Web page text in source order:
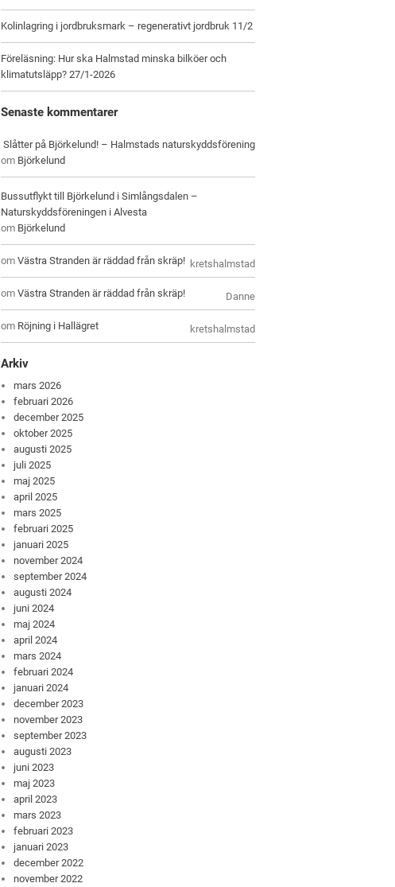
Kolinlagring i jordbruksmark – regenerativt jordbruk 11/2
Föreläsning: Hur ska Halmstad minska bilköer och
klimatutsläpp? 27/1-2026
Senaste kommentarer
Slåtter på Björkelund! – Halmstads naturskyddsförening
om Björkelund
Bussutflykt till Björkelund i Simlångsdalen –
Naturskyddsföreningen i Alvesta
om Björkelund
kretshalmstad
omVästra Stranden är räddad från skräp!
Danne
omVästra Stranden är räddad från skräp!
kretshalmstad
om Röjning i Hallägret
Arkiv
mars 2026
februari 2026
december 2025
oktober 2025
augusti 2025
juli 2025
maj 2025
april 2025
mars 2025
februari 2025
januari 2025
november 2024
september 2024
augusti 2024
juni 2024
maj 2024
april 2024
mars 2024
februari 2024
januari 2024
december 2023
november 2023
september 2023
augusti 2023
juni 2023
maj 2023
april 2023
mars 2023
februari 2023
januari 2023
december 2022
november 2022